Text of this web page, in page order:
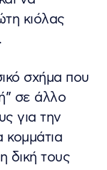
κιόλας
σχήμα που
σε άλλο
για την
κομμάτια
δική τους